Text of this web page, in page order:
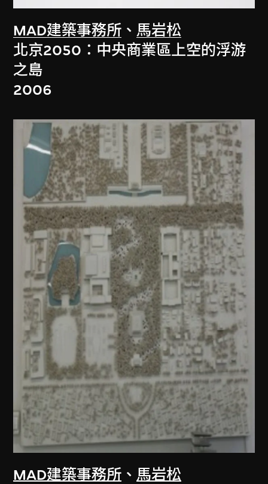
MAD建築事務所 、 馬岩松
北京2050：中央商業區上空的浮游
之島
2006
MAD建築事務所 、 馬岩松